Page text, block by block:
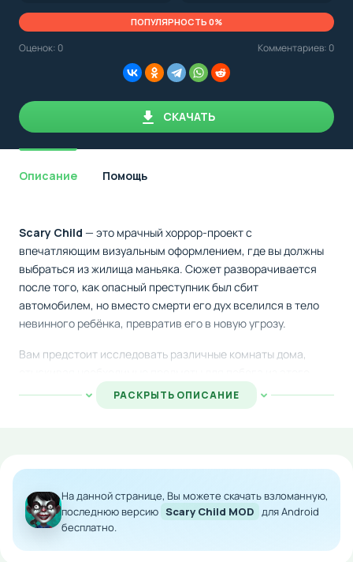
указываем
минимальные
необходимые
ПОПУЛЯРНОСТЬ 0%
Оценок: 0 Комментариев: 0
СКАЧАТЬ
Описание Помощь
Scary Child — это мрачный хоррор-проект с
впечатляющим визуальным оформлением, где вы должны
выбраться из жилища маньяка. Сюжет разворачивается
после того, как опасный преступник был сбит
автомобилем, но вместо смерти его дух вселился в тело
невинного ребёнка, превратив его в новую угрозу.
Вам предстоит исследовать различные комнаты дома,
ужасного места. Враг представляет собой серьёзную
опасность — он способен убить одним ударом, принимать
Особенности мода:
Модифицированная версия с улучшениями и
новым контентом
РАСКРЫТЬ ОПИСАНИЕ
На данной странице, Вы можете скачать взломанную,
последнюю версию Scary Child MOD для Android
бесплатно.